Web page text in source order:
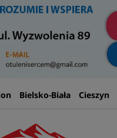
Bielsko-Biała Cieszyn